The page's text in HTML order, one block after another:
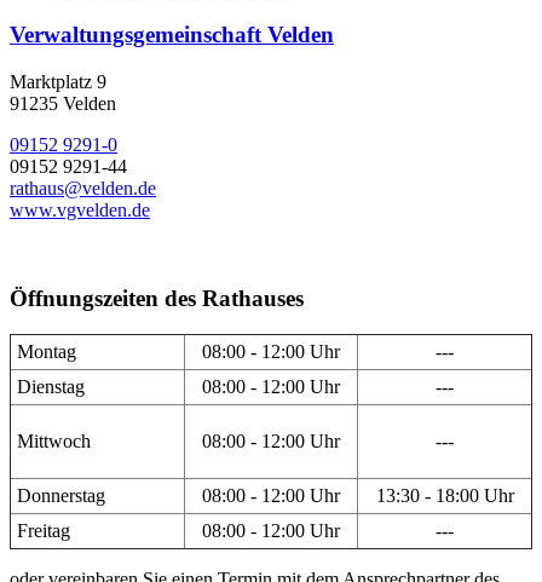
Verwaltungsgemeinschaft Velden
Marktplatz 9
91235 Velden
09152 9291-0
09152 9291-44
rathaus@velden.de
www.vgvelden.de
Öffnungszeiten des Rathauses
Montag 08:00 - 12:00 Uhr
---
Dienstag
08:00 - 12:00 Uhr ---
Mittwoch 08:00 - 12:00 Uhr ---
Donnerstag 08:00 - 12:00 Uhr
13:30 - 18:00 Uhr
Freitag
08:00 - 12:00 Uhr ---